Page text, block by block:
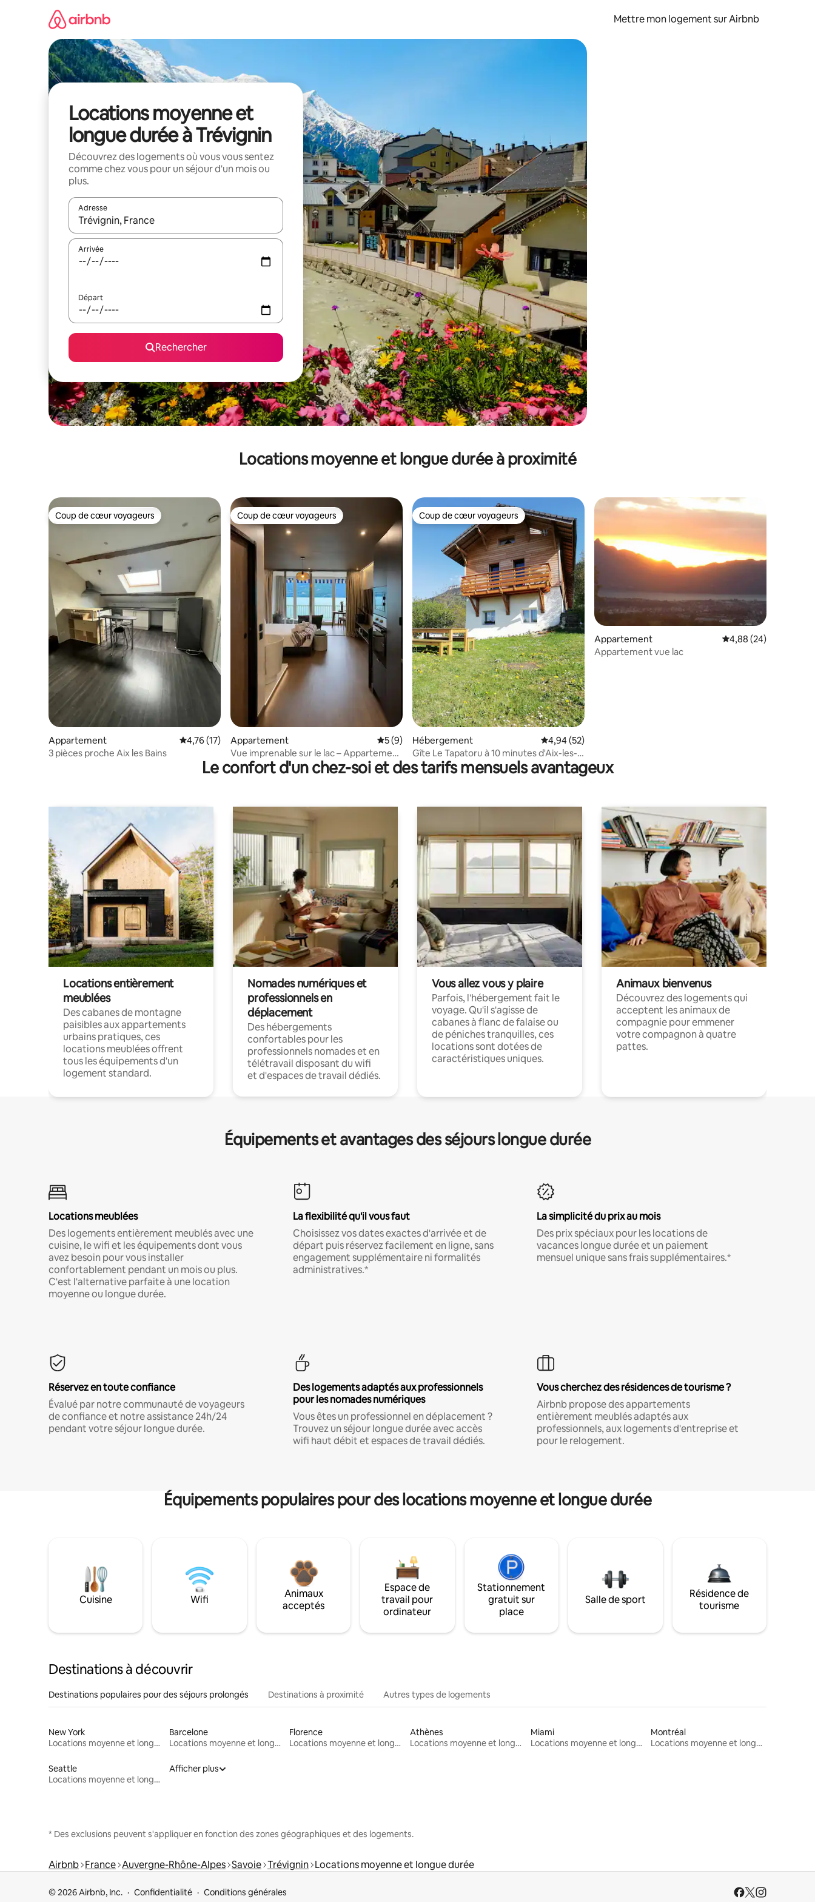
Mettre mon logement sur Airbnb
Locations moyenne et
longue durée à Trévignin
Découvrez des logements où vous vous sentez
comme chez vous pour un séjour d'un mois ou
plus.
Adresse
Lorsque les résultats s'affichent, utilisez les flèches vers le haut et vers le bas pour les parcourir ou en appuyant et en faisant glisser.
Arrivée
Départ
Rechercher
Locations moyenne et longue durée à proximité
Coup de cœur voyageurs
Coup de cœur voyageurs
Appartement Évaluation moyenne sur la base de 17 commentaires : 4,76 sur 5
4,76 (17)
3 pièces proche Aix les Bains
Coup de cœur voyageurs
Coup de cœur voyageurs
Appartement Évaluation moyenne sur la base de 9 commentaires : 5 sur 5
5 (9)
Vue imprenable sur le lac – Appartement
moderne
Coup de cœur voyageurs
Coup de cœur voyageurs
Hébergement Évaluation moyenne sur la base de 52 commentaires : 4,94 sur 5
4,94 (52)
Gîte Le Tapatoru à 10 minutes d'Aix-les-
Bains
Appartement Évaluation moyenne
4,88 (24)
Appartement vue lac
Le confort d'un chez-soi et des tarifs mensuels avantageux
Locations entièrement
meublées
Des cabanes de montagne
paisibles aux appartements
urbains pratiques, ces
locations meublées offrent
tous les équipements d'un
logement standard.
Nomades numériques et
professionnels en
déplacement
Des hébergements
confortables pour les
professionnels nomades et en
télétravail disposant du wifi
et d'espaces de travail dédiés.
Vous allez vous y plaire
Parfois, l'hébergement fait le
voyage. Qu'il s'agisse de
cabanes à flanc de falaise ou
de péniches tranquilles, ces
locations sont dotées de
caractéristiques uniques.
Animaux bienvenus
Découvrez des logements qui
acceptent les animaux de
compagnie pour emmener
votre compagnon à quatre
pattes.
Équipements et avantages des séjours longue durée
Locations meublées
Des logements entièrement meublés avec une
cuisine, le wifi et les équipements dont vous
avez besoin pour vous installer
confortablement pendant un mois ou plus.
C'est l'alternative parfaite à une location
moyenne ou longue durée.
La flexibilité qu'il vous faut
Choisissez vos dates exactes d'arrivée et de
départ puis réservez facilement en ligne, sans
engagement supplémentaire ni formalités
administratives.*
La simplicité du prix au mois
Des prix spéciaux pour les locations de
vacances longue durée et un paiement
mensuel unique sans frais supplémentaires.*
Réservez en toute confiance
Évalué par notre communauté de voyageurs
de confiance et notre assistance 24h/24
pendant votre séjour longue durée.
Des logements adaptés aux professionnels
pour les nomades numériques
Vous êtes un professionnel en déplacement ?
Trouvez un séjour longue durée avec accès
wifi haut débit et espaces de travail dédiés.
Vous cherchez des résidences de tourisme ?
Airbnb propose des appartements
entièrement meublés adaptés aux
professionnels, aux logements d'entreprise et
pour le relogement.
Équipements populaires pour des locations moyenne et longue durée
Cuisine Wifi
Animaux
acceptés
Espace de
travail pour
ordinateur
Stationnement
gratuit sur
place
Salle de sport
Résidence de
tourisme
Destinations à découvrir
Destinations populaires pour des séjours prolongés Destinations à proximité Autres types de logements
New York
Locations moyenne et longue durée
Barcelone
Locations moyenne et longue durée
Florence
Locations moyenne et longue durée
Athènes
Locations moyenne et longue durée
Miami
Locations moyenne et longue durée
Montréal
Locations moyenne et longue durée
Seattle
Locations moyenne et longue durée
Afficher plus
* Des exclusions peuvent s'appliquer en fonction des zones géographiques et des logements.
Airbnb France Auvergne-Rhône-Alpes Savoie Trévignin Locations moyenne et longue durée
© 2026 Airbnb, Inc. Confidentialité Conditions générales